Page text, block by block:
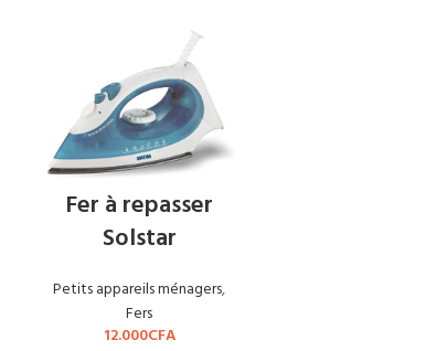
Fer à repasser
Solstar
Petits appareils ménagers,
Fers
12.000CFA